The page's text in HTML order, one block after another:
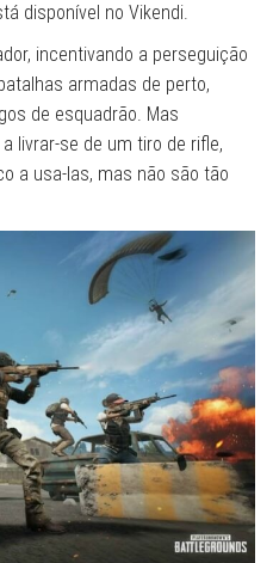
disponível no Vikendi.
incentivando a perseguição
armadas de perto,
de esquadrão. Mas
livrar-se de um tiro de rifle,
a usa-las, mas não são tão